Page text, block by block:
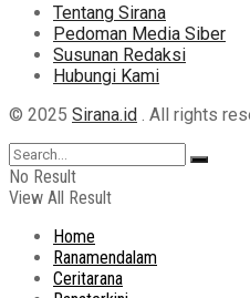
Tentang Sirana
Pedoman Media Siber
Susunan Redaksi
Hubungi Kami
© 2025 Sirana.id . All rights
No Result
View All Result
Home
Ranamendalam
Ceritarana